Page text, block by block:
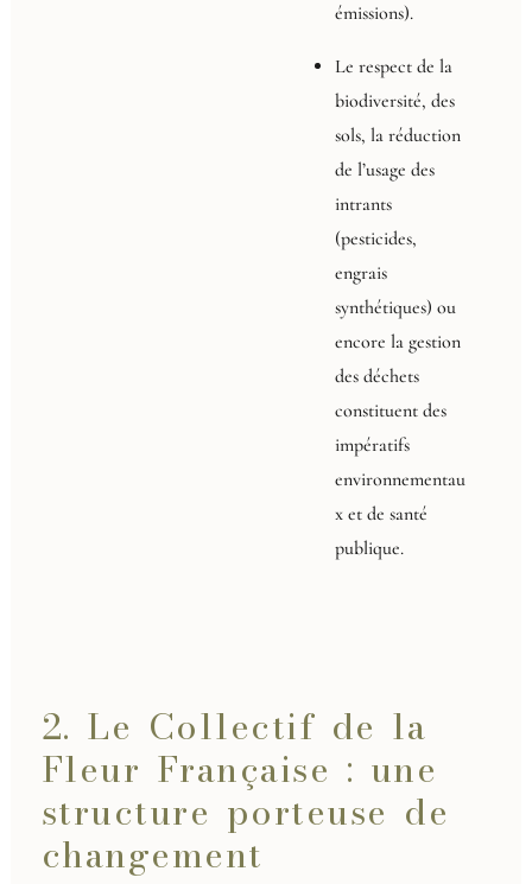
émissions).
Le respect de la
biodiversité, des
sols, la réduction
de l’usage des
intrants
(pesticides,
engrais
synthétiques) ou
encore la gestion
des déchets
constituent des
impératifs
environnementau
x et de santé
publique.
2. Le Collectif de la
Fleur Française : une
structure porteuse de
changement